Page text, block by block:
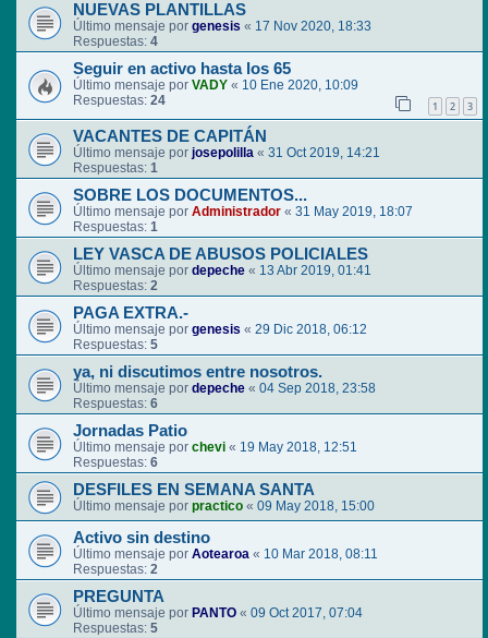
NUEVAS PLANTILLAS
Último mensaje por genesis « 17 Nov 2020, 18:33
Respuestas: 4
Seguir en activo hasta los 65
Último mensaje por VADY « 10 Ene 2020, 10:09
Respuestas: 24 1 2 3
VACANTES DE CAPITÁN
Último mensaje por josepolilla « 31 Oct 2019, 14:21
Respuestas: 1
SOBRE LOS DOCUMENTOS...
Último mensaje por Administrador « 31 May 2019, 18:07
Respuestas: 1
LEY VASCA DE ABUSOS POLICIALES
Último mensaje por depeche « 13 Abr 2019, 01:41
Respuestas: 2
PAGA EXTRA.-
Último mensaje por genesis « 29 Dic 2018, 06:12
Respuestas: 5
ya, ni discutimos entre nosotros.
Último mensaje por depeche « 04 Sep 2018, 23:58
Respuestas: 6
Jornadas Patio
Último mensaje por chevi « 19 May 2018, 12:51
Respuestas: 6
DESFILES EN SEMANA SANTA
Último mensaje por practico « 09 May 2018, 15:00
Activo sin destino
Último mensaje por Aotearoa « 10 Mar 2018, 08:11
Respuestas: 2
PREGUNTA
Último mensaje por PANTO « 09 Oct 2017, 07:04
Respuestas: 5